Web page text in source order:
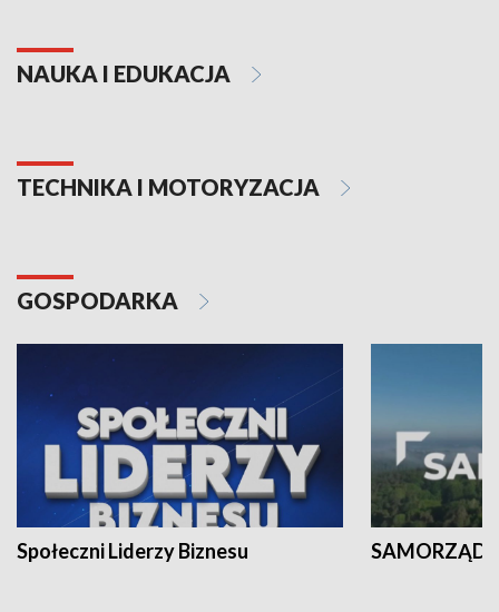
NAUKA I EDUKACJA
TECHNIKA I MOTORYZACJA
GOSPODARKA
Społeczni Liderzy Biznesu SAMORZĄD